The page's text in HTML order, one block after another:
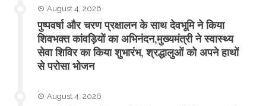
August 4, 2026
पुष्पवर्षा और चरण प्रक्षालन के साथ देवभूमि ने किया
शिवभक्त कांवड़ियों का अभिनंदन,मुख्यमंत्री ने स्वास्थ्य
सेवा शिविर का किया शुभारंभ, श्रद्धालुओं को अपने हाथों
से परोसा भोजन
August 4, 2026